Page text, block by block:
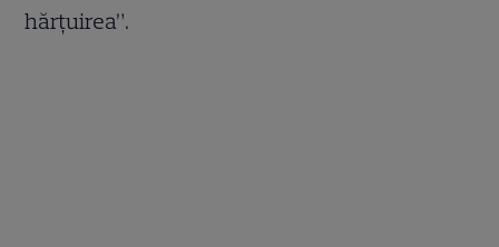
hărțuirea”.